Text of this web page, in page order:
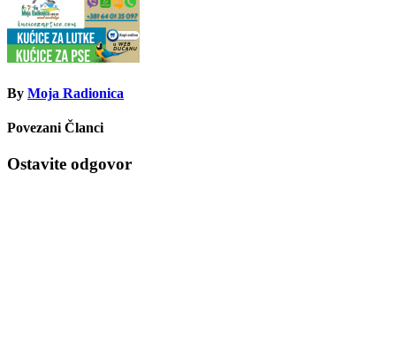
By Moja Radionica
Povezani Članci
Ostavite odgovor